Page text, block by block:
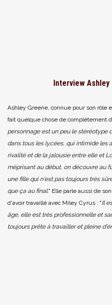
Interview Ashley
Ashley Greene, connue pour son rôle
fait quelque chose de complètement
personnage est un peu le stéréotype
dans tous les lycées, qui intimide les
rivalité et de la jalousie entre elle et
méprisant au début, on découvre au
une fille qui n'est pas toujours très
que ça au final." Elle parle aussi de
d'avoir travaillé avec Miley Cyrus : "Il
âge, elle est très professionnelle et
toujours prête à travailler et pleine